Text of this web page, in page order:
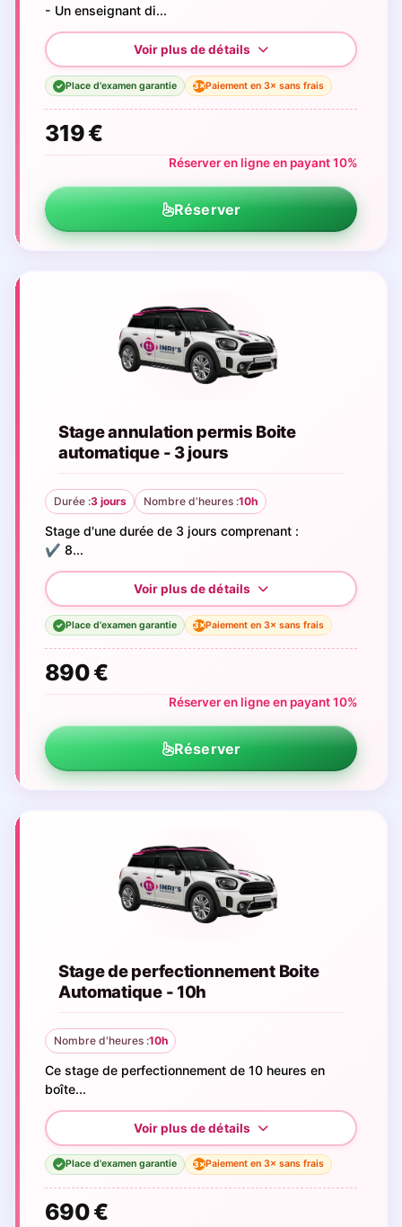
- Un enseignant di...
✓ Place d'examen garantie 3×Paiement en 3× sans frais
319 €
Réserver en ligne en payant 10%
Réserver
Stage annulation permis Boite
automatique - 3 jours
Durée :3 jours Nombre d'heures :10h
Stage d'une durée de 3 jours comprenant :
✔️ 8...
✓ Place d'examen garantie 3×Paiement en 3× sans frais
890 €
Réserver en ligne en payant 10%
Réserver
Stage de perfectionnement Boite
Automatique - 10h
Nombre d'heures :10h
Ce stage de perfectionnement de 10 heures en
boîte...
✓ Place d'examen garantie 3×Paiement en 3× sans frais
690 €